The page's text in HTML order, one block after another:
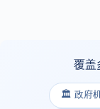
覆盖
🏛️ 政府